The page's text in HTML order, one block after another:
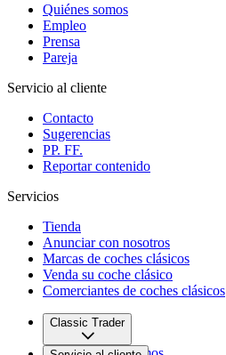
Quiénes somos
Empleo
Prensa
Pareja
Servicio al cliente
Contacto
Sugerencias
PP. FF.
Reportar contenido
Servicios
Tienda
Anunciar con nosotros
Marcas de coches clásicos
Venda su coche clásico
Comerciantes de coches clásicos
Classic Trader